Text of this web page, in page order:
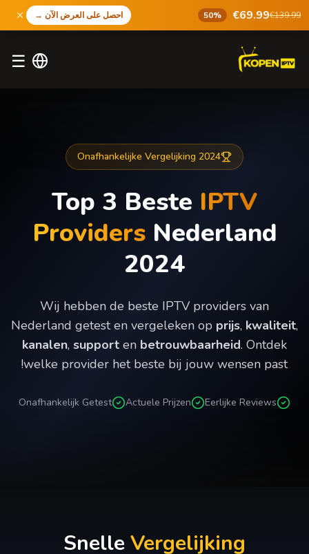
€139.99
€69.99
50% احصل على العرض الآن →
☰
Onafhankelijke Vergelijking 2024
Top 3 Beste IPTV
ProvidersNederland
2024
Wij hebben de beste IPTV providers van
Nederland getest en vergeleken op prijs, kwaliteit,
kanalen, support en betrouwbaarheid. Ontdek
welke provider het beste bij jouw wensen past!
Eerlijke Reviews
Actuele Prijzen
Onafhankelijk Getest
SnelleVergelijking